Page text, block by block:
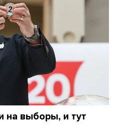
на выборы, и тут